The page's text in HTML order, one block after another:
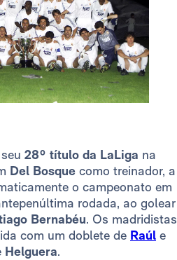
28º título da LaLiga na
Del Bosque como treinador, a
o campeonato em
rodada, ao golear
Bernabéu. Os madridistas
com um doblete de Raúl e
Helguera.